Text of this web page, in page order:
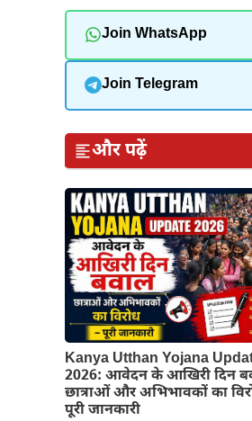
Join WhatsApp
Join Telegram
और पढ़ें
Kanya Utthan Yojana
2026: आवेदन के आखिरी दिन
छात्राओं और अभिभावकों का
पूरी जानकारी